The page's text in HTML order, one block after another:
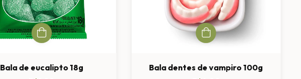
Bala de eucalipto 18g
Bala dentes de vampiro 100g